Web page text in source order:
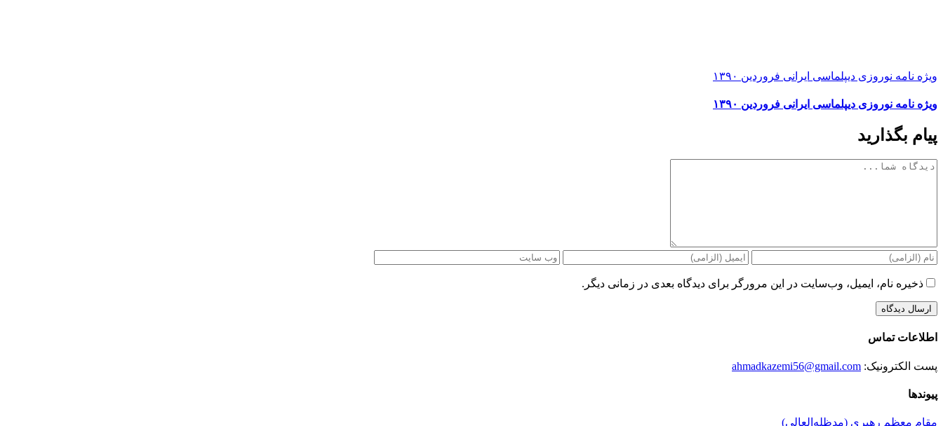
ویژه نامه نوروزی دیپلماسی ایرانی فروردین ۱۳۹۰
ویژه نامه نوروزی دیپلماسی ایرانی فروردین ۱۳۹۰
پیام بگذارید
دیدگاه
ذخیره نام، ایمیل، وب‌سایت در این مرورگر برای دیدگاه بعدی در زمانی دیگر.
اطلاعات تماس
پست الکترونیک: ahmadkazemi56@gmail.com
پیوندها
مقام معظم رهبری (مد‌ظله‌العالی)